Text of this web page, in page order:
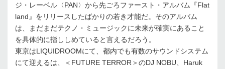
ジ・レーベル〈PAN〉から先ごろファースト・アルバム『Flat
land』をリリースしたばかりの若き才能だ。そのアルバム
は、まだまだテクノ・ミュージックに未来が確実にあること
を具体的に指ししめていると言えるだろう。
東京はLIQUIDROOMにて、都内でも有数のサウンドシステム
にて迎えるは、＜FUTURE TERROR＞のDJ NOBU、Haruk